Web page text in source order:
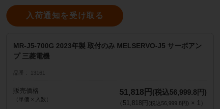
入荷通知を受け取る
MR-J5-700G 2023年製 取付のみ MELSERVO-J5 サーボアン
プ 三菱電機
品番 13161
販売価格
（単価 × 入数）
51,818円 (税込56,999.8円)
（ 51,818円 (税込56,999.8円) × 1）